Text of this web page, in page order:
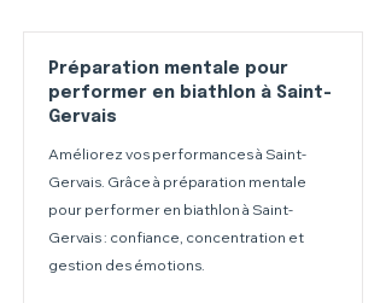
Préparation mentale pour
performer en biathlon à Saint-
Gervais
Améliorez vos performances à Saint-
Gervais. Grâce à préparation mentale
pour performer en biathlon à Saint-
Gervais : confiance, concentration et
gestion des émotions.